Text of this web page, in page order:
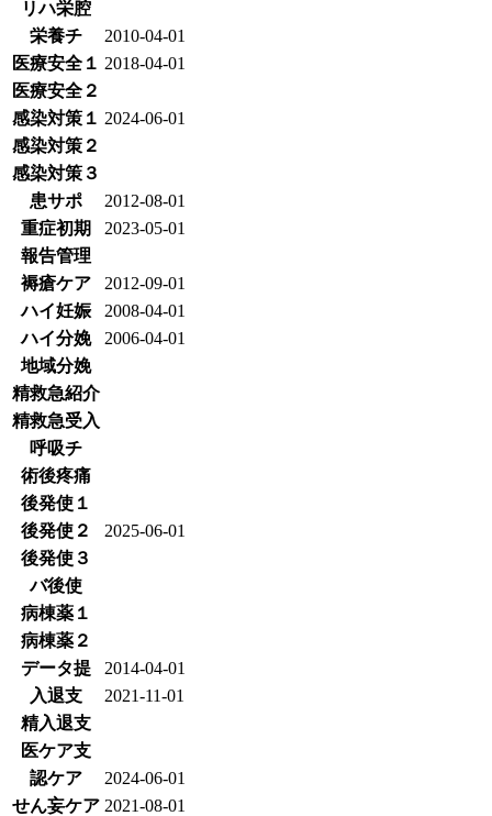
リハ栄腔
栄養チ
2010-04-01
医療安全１ 2018-04-01
医療安全２
感染対策１ 2024-06-01
感染対策２
感染対策３
患サポ
2012-08-01
重症初期
2023-05-01
報告管理
褥瘡ケア
2012-09-01
ハイ妊娠
2008-04-01
ハイ分娩
2006-04-01
地域分娩
精救急紹介
精救急受入
呼吸チ
術後疼痛
後発使１
後発使２
2025-06-01
後発使３
バ後使
病棟薬１
病棟薬２
データ提
2014-04-01
入退支
2021-11-01
精入退支
医ケア支
認ケア
2024-06-01
せん妄ケア 2021-08-01